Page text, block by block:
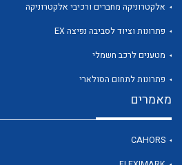
לכל מוצרי היצרן
אלקטרוניקה מחברים ורכיבי אלקטרוניקה
פתרונות וציוד לסביבה נפיצה EX
מטענים לרכב חשמלי
פתרונות לתחום הסולארי
מאמרים
CAHORS